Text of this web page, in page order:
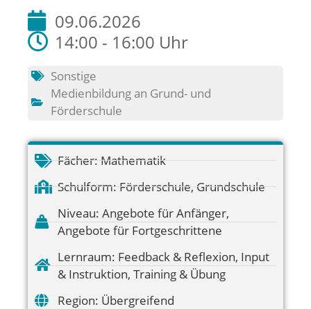
09.06.2026
14:00 - 16:00 Uhr
Sonstige
Medienbildung an Grund- und
Förderschule
Fächer: Mathematik
Schulform: Förderschule, Grundschule
Niveau: Angebote für Anfänger,
Angebote für Fortgeschrittene
Lernraum: Feedback & Reflexion, Input
& Instruktion, Training & Übung
Region: Übergreifend